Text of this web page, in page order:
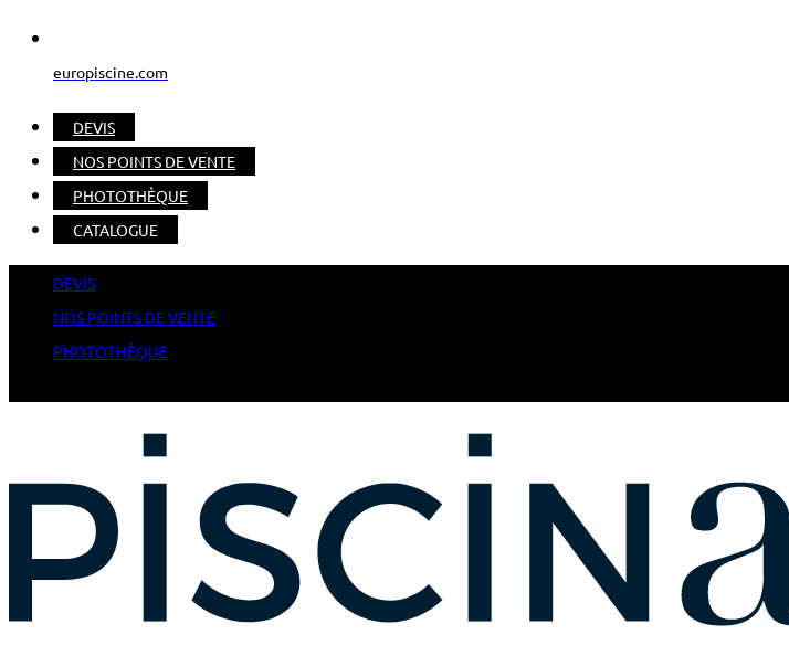
europiscine.com
DEVIS
NOS POINTS DE VENTE
PHOTOTHÈQUE
CATALOGUE
DEVIS
NOS POINTS DE VENTE
PHOTOTHÈQUE